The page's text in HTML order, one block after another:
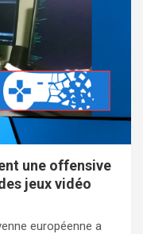
une offensive
jeux vidéo
européenne a